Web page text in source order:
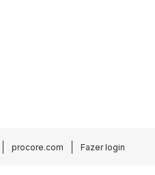
procore.com Fazer login